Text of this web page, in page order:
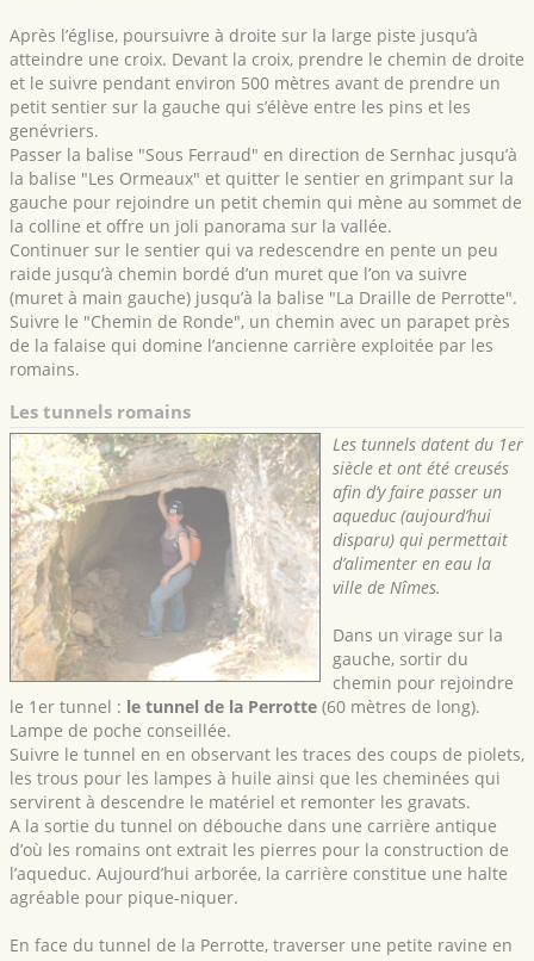
Après l’église, poursuivre à droite sur la large piste jusqu’à
atteindre une croix. Devant la croix, prendre le chemin de droite
et le suivre pendant environ 500 mètres avant de prendre un
petit sentier sur la gauche qui s’élève entre les pins et les
genévriers.
Passer la balise "Sous Ferraud" en direction de Sernhac jusqu’à
la balise "Les Ormeaux" et quitter le sentier en grimpant sur la
gauche pour rejoindre un petit chemin qui mène au sommet de
la colline et offre un joli panorama sur la vallée.
Continuer sur le sentier qui va redescendre en pente un peu
raide jusqu’à chemin bordé d’un muret que l’on va suivre
(muret à main gauche) jusqu’à la balise "La Draille de Perrotte".
Suivre le "Chemin de Ronde", un chemin avec un parapet près
de la falaise qui domine l’ancienne carrière exploitée par les
romains.
Les tunnels romains
Les tunnels datent du 1er
siècle et ont été creusés
afin d’y faire passer un
aqueduc (aujourd’hui
disparu) qui permettait
d’alimenter en eau la
ville de Nîmes.
Dans un virage sur la
gauche, sortir du
chemin pour rejoindre
le 1er tunnel : le tunnel de la Perrotte (60 mètres de long).
Lampe de poche conseillée.
Suivre le tunnel en en observant les traces des coups de piolets,
les trous pour les lampes à huile ainsi que les cheminées qui
servirent à descendre le matériel et remonter les gravats.
A la sortie du tunnel on débouche dans une carrière antique
d’où les romains ont extrait les pierres pour la construction de
l’aqueduc. Aujourd’hui arborée, la carrière constitue une halte
agréable pour pique-niquer.
En face du tunnel de la Perrotte, traverser une petite ravine en